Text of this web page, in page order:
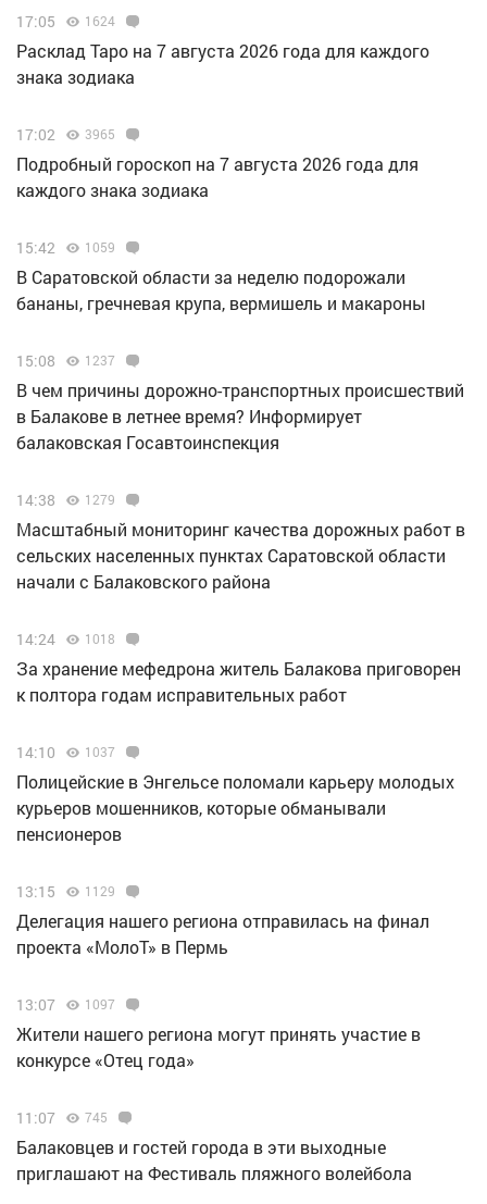
17:05 1624
Расклад Таро на 7 августа 2026 года для каждого
знака зодиака
17:02 3965
Подробный гороскоп на 7 августа 2026 года для
каждого знака зодиака
15:42 1059
В Саратовской области за неделю подорожали
бананы, гречневая крупа, вермишель и макароны
15:08 1237
В чем причины дорожно-транспортных происшествий
в Балакове в летнее время? Информирует
балаковская Госавтоинспекция
14:38 1279
Масштабный мониторинг качества дорожных работ в
сельских населенных пунктах Саратовской области
начали с Балаковского района
14:24 1018
За хранение мефедрона житель Балакова приговорен
к полтора годам исправительных работ
14:10 1037
Полицейские в Энгельсе поломали карьеру молодых
курьеров мошенников, которые обманывали
пенсионеров
13:15 1129
Делегация нашего региона отправилась на финал
проекта «МолоТ» в Пермь
13:07 1097
Жители нашего региона могут принять участие в
конкурсе «Отец года»
11:07 745
Балаковцев и гостей города в эти выходные
приглашают на Фестиваль пляжного волейбола